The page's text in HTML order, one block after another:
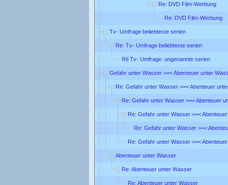
Re: DVD Film-Werbung
Re: DVD Film-Werbung
Tv- Umfrage beliebteste serien
Re: Tv- Umfrage beliebteste serien
Rtl Tv- Umfrage: ungenannte serien
Gefahr unter Wasser >=< Abenteuer unter
Re: Gefahr unter Wasser >=< Abenteuer
Re: Gefahr unter Wasser >=< Abenteuer
Re: Gefahr unter Wasser >=<
Re: Gefahr unter Wasser >=<
Re: Gefahr unter Wasser >=<
Abenteuer unter Wasser
Re: Abenteuer unter Wasser
Re: Abenteuer unter Wasser